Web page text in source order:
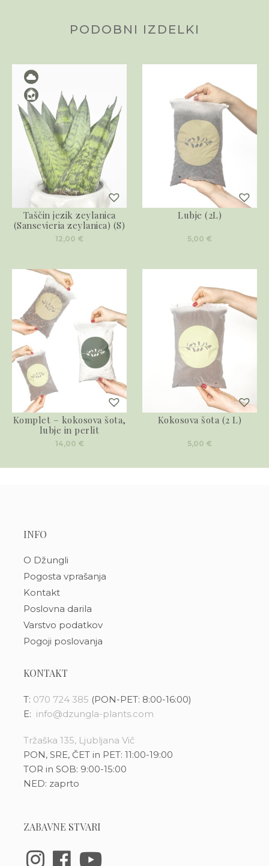
PODOBNI IZDELKI
Taščin jezik zeylanica
(Sansevieria zeylanica) (S)
12,00 €
Lubje (2L)
5,00 €
Komplet – kokosova šota,
lubje in perlit
14,00 €
Kokosova šota (2 L)
5,00 €
INFO
O Džungli
Pogosta vprašanja
Kontakt
Poslovna darila
Varstvo podatkov
Pogoji poslovanja
KONTAKT
T: 070 724 385 (PON-PET: 8:00-16:00)
E: info@dzungla-plants.com
Tržaška 135, Ljubljana Vič
PON, SRE, ČET in PET: 11:00-19:00
TOR in SOB: 9:00-15:00
NED: zaprto
ZABAVNE STVARI